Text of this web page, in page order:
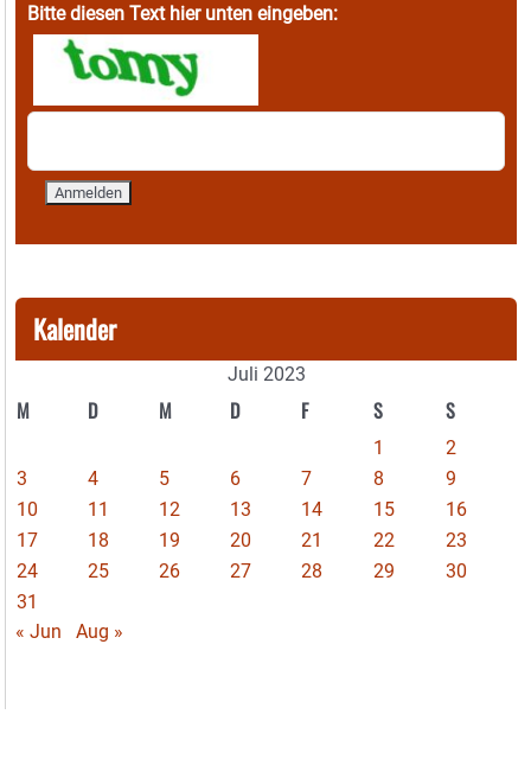
Bitte diesen Text hier unten eingeben:
Kalender
Juli 2023
M D M D F S S
1
2
3
4 5 6 7 8
9
10
11 12 13 14 15
16
17
18 19 20 21 22
23
24
25 26 27 28 29
30
31
« Jun
Aug »